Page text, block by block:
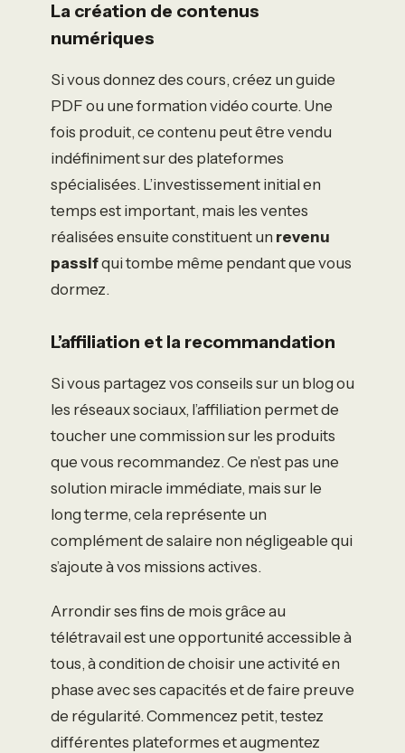
La création de contenus
numériques
Si vous donnez des cours, créez un guide
PDF ou une formation vidéo courte. Une
fois produit, ce contenu peut être vendu
indéfiniment sur des plateformes
spécialisées. L’investissement initial en
temps est important, mais les ventes
réalisées ensuite constituent un revenu
passifqui tombe même pendant que vous
dormez.
L’affiliation et la recommandation
Si vous partagez vos conseils sur un blog ou
les réseaux sociaux, l’affiliation permet de
toucher une commission sur les produits
que vous recommandez. Ce n’est pas une
solution miracle immédiate, mais sur le
long terme, cela représente un
complément de salaire non négligeable qui
s’ajoute à vos missions actives.
Arrondir ses fins de mois grâce au
télétravail est une opportunité accessible à
tous, à condition de choisir une activité en
phase avec ses capacités et de faire preuve
de régularité. Commencez petit, testez
différentes plateformes et augmentez